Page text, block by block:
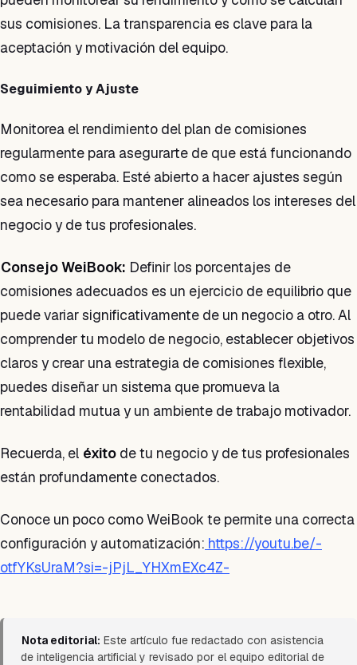
sus comisiones. La transparencia es clave para la
aceptación y motivación del equipo.
Seguimiento y Ajuste
Monitorea el rendimiento del plan de comisiones
regularmente para asegurarte de que está funcionando
como se esperaba. Esté abierto a hacer ajustes según
sea necesario para mantener alineados los intereses del
negocio y de tus profesionales.
Consejo WeiBook: Definir los porcentajes de
comisiones adecuados es un ejercicio de equilibrio que
puede variar significativamente de un negocio a otro. Al
comprender tu modelo de negocio, establecer objetivos
claros y crear una estrategia de comisiones flexible,
puedes diseñar un sistema que promueva la
rentabilidad mutua y un ambiente de trabajo motivador.
Recuerda, el éxito de tu negocio y de tus profesionales
están profundamente conectados.
Conoce un poco como WeiBook te permite una correcta
configuración y automatización: https://youtu.be/-
otfYKsUraM?si=-jPjL_YHXmEXc4Z-
Nota editorial: Este artículo fue redactado con asistencia
de inteligencia artificial y revisado por el equipo editorial de